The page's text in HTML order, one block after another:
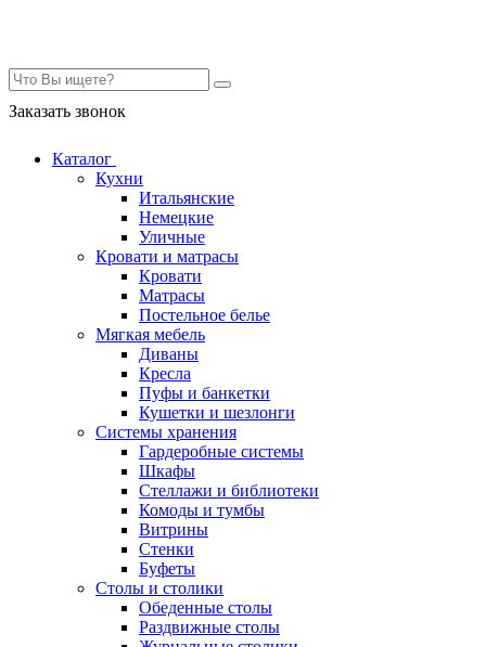
Заказать звонок
Каталог
Кухни
Итальянские
Немецкие
Уличные
Кровати и матрасы
Кровати
Матрасы
Постельное белье
Мягкая мебель
Диваны
Кресла
Пуфы и банкетки
Кушетки и шезлонги
Системы хранения
Гардеробные системы
Шкафы
Стеллажи и библиотеки
Комоды и тумбы
Витрины
Стенки
Буфеты
Столы и столики
Обеденные столы
Раздвижные столы